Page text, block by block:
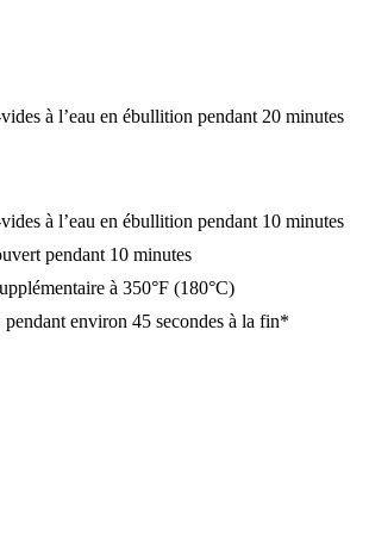
à l’eau en ébullition pendant 20 minutes
à l’eau en ébullition pendant 10 minutes
pendant 10 minutes
à 350°F (180°C)
environ 45 secondes à la fin*